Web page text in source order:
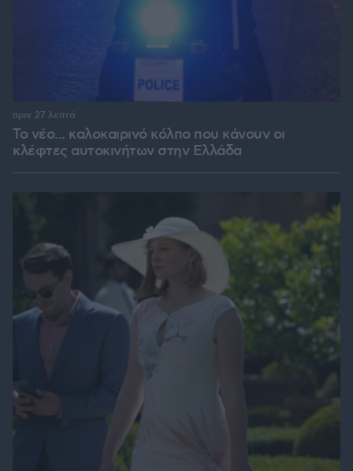
Το νέο... καλοκαιρινό κόλπο που κάνουν οι
κλέφτες αυτοκινήτων στην Ελλάδα
πριν 27 λεπτά